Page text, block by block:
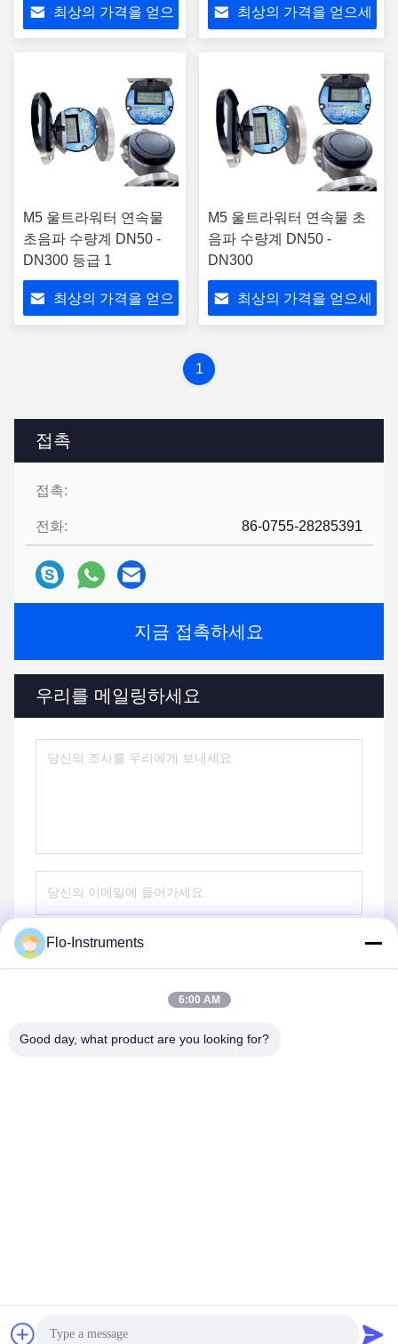
접촉
접촉:
전화: 86-0755-28285391
지금 접촉하세요
우리를 메일링하세요
전송
최상의 가격을 얻으 최상의 가격을 얻으세
M5 울트라워터 연속물
초음파 수량계 DN50 -
DN300 등급 1
최상의 가격을 얻으
M5 울트라워터 연속물 초
음파 수량계 DN50 -
DN300
최상의 가격을 얻으세
1
2022-2026 flo-instruments.com . 무단 복제 금지.
Flo-Instruments
6:00 AM
Good day, what product are you looking for?